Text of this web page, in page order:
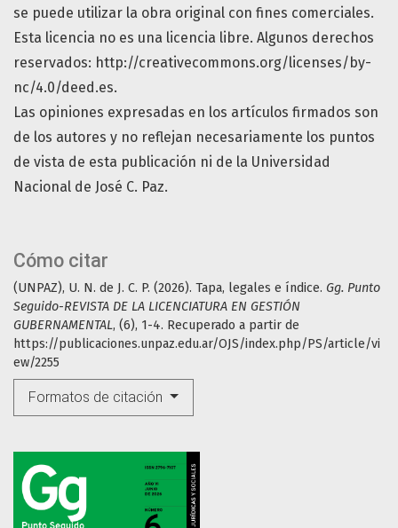
Cómo citar
(UNPAZ), U. N. de J. C. P. (2026). Tapa, legales e índice. Gg. Punto
Seguido-REVISTA DE LA LICENCIATURA EN GESTIÓN
GUBERNAMENTAL, (6), 1-4. Recuperado a partir de
https://publicaciones.unpaz.edu.ar/OJS/index.php/PS/article/vi
ew/2255
Formatos de citación
se puede utilizar la obra original con fines comerciales.
Esta licencia no es una licencia libre. Algunos derechos
reservados: http://creativecommons.org/licenses/by-
nc/4.0/deed.es.
Las opiniones expresadas en los artículos firmados son
de los autores y no reflejan necesariamente los puntos
de vista de esta publicación ni de la Universidad
Nacional de José C. Paz.